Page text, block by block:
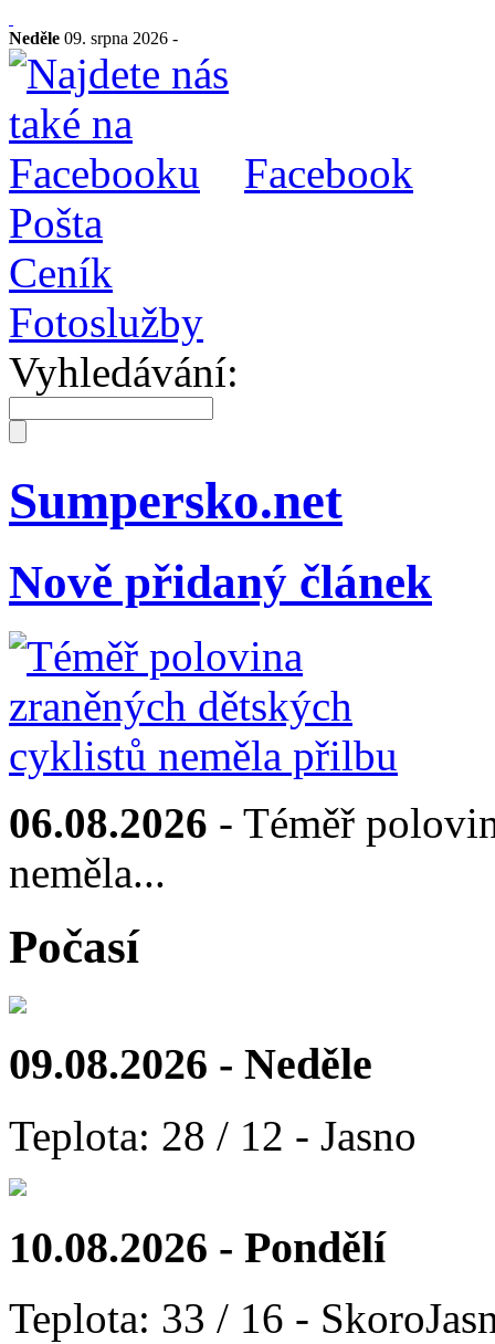
Neděle 09. srpna 2026 -
Facebook
Pošta
Ceník
Fotoslužby
Vyhledávání:
Sumpersko.net
Nově přidaný článek
06.08.2026 - Téměř
neměla...
Počasí
09.08.2026 - Neděle
Teplota: 28 / 12 - Jasno
10.08.2026 - Pondělí
Teplota: 33 / 16 -